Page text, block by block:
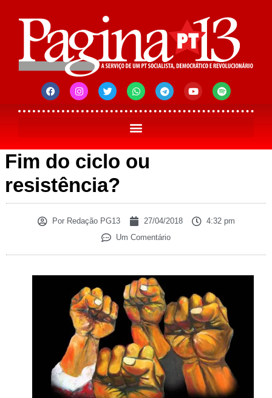
Fim do ciclo ou
resistência?
PorRedação PG13 27/04/2018
4:32 pm
Um Comentário